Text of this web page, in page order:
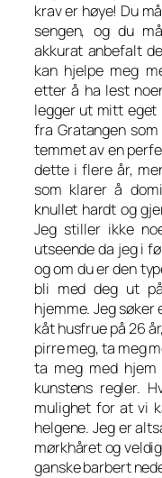
krav er høye! Du
sengen, og du
akkurat anbefalt
kan hjelpe meg
etter å ha lest
legger ut mitt eget
fra Gratangen
temmet av en
dette i flere år,
som klarer å
knullet hardt og
Jeg stiller ikke
utseende da jeg i
og om du er den
bli med deg ut
hjemme. Jeg søker
kåt husfrue på 26
pirre meg, ta meg
ta meg med
kunstens regler.
mulighet for at vi
helgene. Jeg er
mørkhåret og
ganske barbert